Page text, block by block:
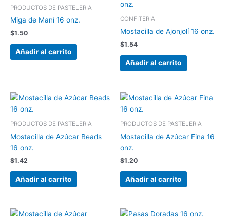
PRODUCTOS DE PASTELERIA
Miga de Maní 16 onz.
$1.50
Añadir al carrito
CONFITERIA
Mostacilla de Ajonjolí 16 onz.
$1.54
Añadir al carrito
PRODUCTOS DE PASTELERIA
Mostacilla de Azúcar Beads
16 onz.
$1.42
Añadir al carrito
PRODUCTOS DE PASTELERIA
Mostacilla de Azúcar Fina 16
onz.
$1.20
Añadir al carrito